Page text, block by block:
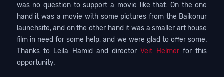
was no question to support a movie like that. On the one
hand it was a movie with some pictures from the Baikonur
launchsite, and on the other hand it was a smaller art house
film in need for some help, and we were glad to offer some.
Thanks to Leila Hamid and directorVeit Helmerfor this
opportunity.